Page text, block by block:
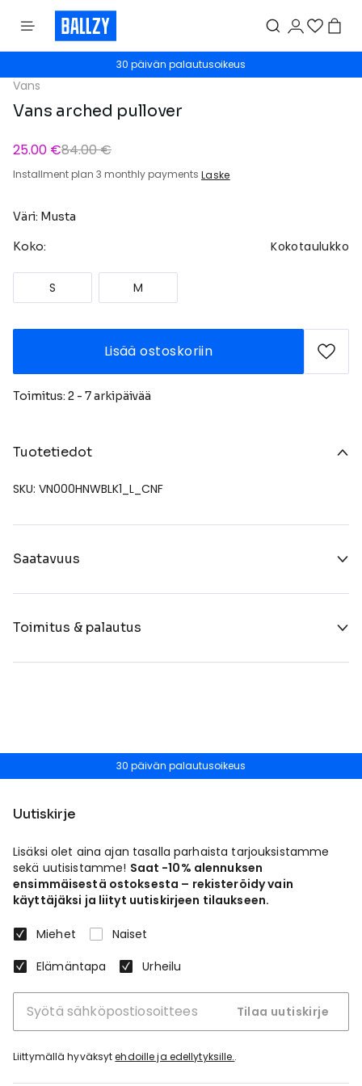
30 päivän palautusoikeus
Vans
Vans arched pullover
25.00 €84.00 €
Installment plan 3 monthly payments Laske
Väri: Musta
Koko: Kokotaulukko
S M
Lisää ostoskoriin
Toimitus: 2 - 7 arkipäivää
Tuotetiedot
SKU: VN000HNWBLK1_L_CNF
Saatavuus
Toimitus & palautus
30 päivän palautusoikeus
Uutiskirje
Lisäksi olet aina ajan tasalla parhaista tarjouksistamme
sekä uutisistamme! Saat -10% alennuksen
ensimmäisestä ostoksesta – rekisteröidy vain
käyttäjäksi ja liityt uutiskirjeen tilaukseen.
Miehet
Naiset
Elämäntapa
Urheilu
Tilaa uutiskirje
Liittymällä hyväksytehdoille ja edellytyksille..